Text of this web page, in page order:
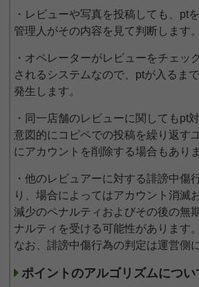
・レビューや写真を投稿しても、pt
管理人がその内容を見て判断します。
・オペレーターがレビューをチェッ
されるシステムなので、ptが入るま
発生します。
・同一店舗のレビューに関してもpt
意図的にコピペでの投稿を繰り返す
にアカウントを削除する場合もあり
・他のレビュアーに対する誹謗中傷
り、場合によってはアカウント消滅
減少のペナルティおよびその後の無
ナルティを受ける可能性があります。
なお、誹謗中傷行為の判定は運営側
ポイントのアルゴリズムについ